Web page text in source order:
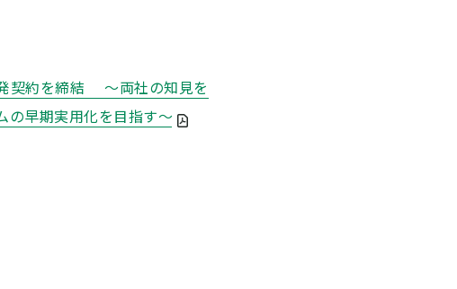
契約を締結 ～両社の知見を
の早期実用化を目指す～
るる
する